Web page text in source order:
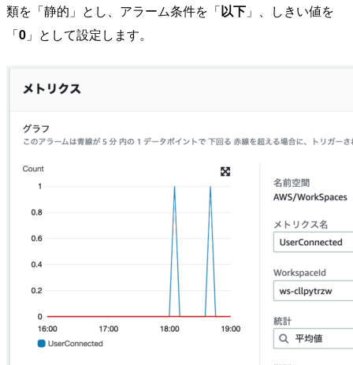
類を「静的」とし、アラーム条件を「以下 」、しきい値を
「0 」として設定します。